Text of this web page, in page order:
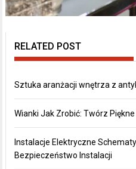
RELATED POST
Sztuka aranżacji wnętrza z
Wianki Jak Zrobić: Twórz
Instalacje Elektryczne
Bezpieczeństwo Instalacji